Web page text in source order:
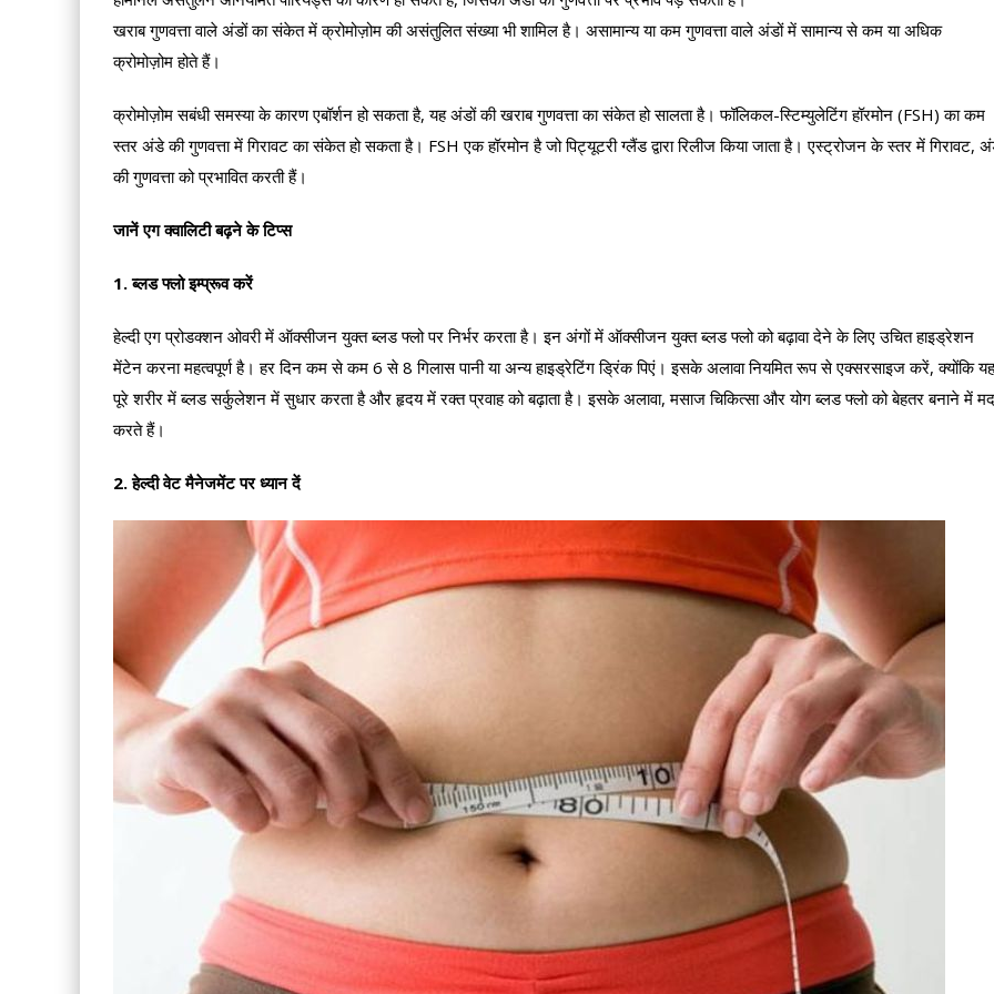
खराब गुणवत्ता वाले अंडों का संकेत में क्रोमोज़ोम की असंतुलित संख्या भी शामिल है। असामान्य या कम गुणवत्ता वाले अंडों में सामान्य से कम या अधिक
क्रोमोज़ोम होते हैं।
क्रोमोज़ोम सबंधी समस्या के कारण एबॉर्शन हो सकता है, यह अंडों की खराब गुणवत्ता का संकेत हो सालता है। फॉलिकल-स्टिम्युलेटिंग हॉरमोन (FSH) का कम
स्तर अंडे की गुणवत्ता में गिरावट का संकेत हो सकता है। FSH एक हॉरमोन है जो पिट्यूटरी ग्लैंड द्वारा रिलीज किया जाता है। एस्ट्रोजन के स्तर में गिरावट,
की गुणवत्ता को प्रभावित करती हैं।
जानें एग क्वालिटी बढ़ने के टिप्स
1. ब्लड फ्लो इम्प्रूव करें
हेल्दी एग प्रोडक्शन ओवरी में ऑक्सीजन युक्त ब्लड फ्लो पर निर्भर करता है। इन अंगों में ऑक्सीजन युक्त ब्लड फ्लो को बढ़ावा देने के लिए उचित हाइड्रेशन
मेंटेन करना महत्वपूर्ण है। हर दिन कम से कम 6 से 8 गिलास पानी या अन्य हाइड्रेटिंग ड्रिंक पिएं। इसके अलावा नियमित रूप से एक्सरसाइज करें, क्योंकि यह
पूरे शरीर में ब्लड सर्कुलेशन में सुधार करता है और हृदय में रक्त प्रवाह को बढ़ाता है। इसके अलावा, मसाज चिकित्सा और योग ब्लड फ्लो को बेहतर बनाने में
करते हैं।
2. हेल्दी वेट मैनेजमेंट पर ध्यान दें